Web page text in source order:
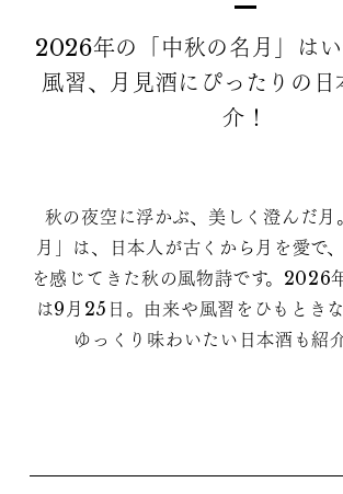
2026年の「中秋の名月」は
風習、月見酒にぴったりの日
介！
秋の夜空に浮かぶ、美しく澄んだ月
月」は、日本人が古くから月を愛で
を感じてきた秋の風物詩です。2026
は9月25日。由来や風習をひもとき
ゆっくり味わいたい日本酒も紹介